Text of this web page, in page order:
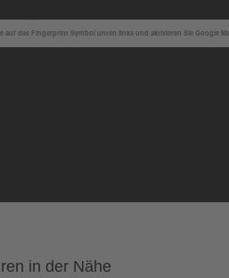
das Fingerprint Symbol unten links und aktivieren Sie Google
in der Nähe